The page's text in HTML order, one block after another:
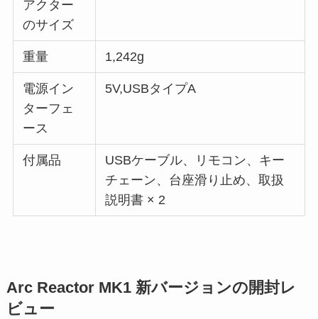
アクター
のサイズ
重量 1,242g
電源イン
ターフェ
ース
5V,USBタイプA
付属品
USBケーブル、リモコン、キー
チェーン、台座滑り止め、取扱
説明書 × 2
Arc Reactor MK1 新バージョンの開封レ
ビュー